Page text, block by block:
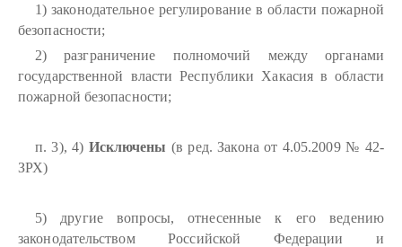
1) законодательное регулирование в области пожарной
безопасности;
2) разграничение полномочий между органами
государственной власти Республики Хакасия в области
пожарной безопасности;
п. 3), 4) Исключены (в ред. Закона от 4.05.2009 № 42-
ЗРХ)
5) другие вопросы, отнесенные к его ведению
законодательством Российской Федерации и